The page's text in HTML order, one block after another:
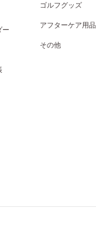
ー
ゴルフグッズ
アフターケア用品
その他